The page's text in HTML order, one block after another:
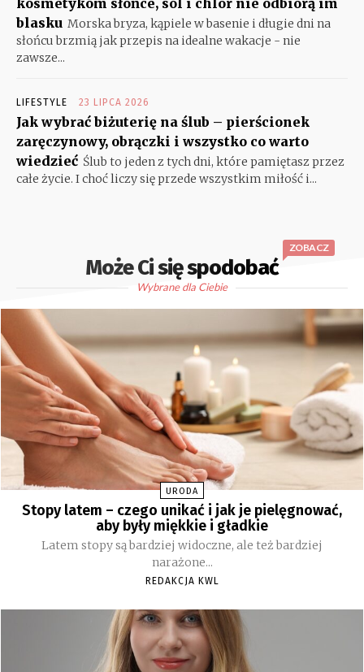
blasku Morska bryza, kąpiele w basenie i długie dni na
słońcu brzmią jak przepis na idealne wakacje - nie
zawsze...
LIFESTYLE 23 LIPCA 2026
Jak wybrać biżuterię na ślub – pierścionek
zaręczynowy, obrączki i wszystko co warto
wiedzieć Ślub to jeden z tych dni, które pamiętasz przez
całe życie. I choć liczy się przede wszystkim miłość i...
Może Ci się spodobać
ZOBACZ
Wybrane dla Ciebie
URODA
Stopy latem – czego unikać i jak je pielęgnować,
aby były miękkie i gładkie
Latem stopy są bardziej widoczne, ale też bardziej
narażone...
REDAKCJA KWL